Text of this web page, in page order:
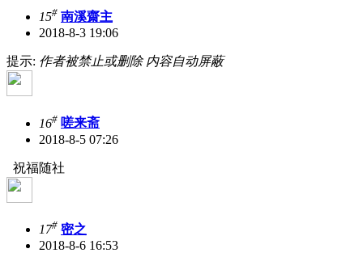
15# 南溪齋主
2018-8-3 19:06
提示: 作者被禁止或删除 内容自动屏蔽
16# 嗟来斋
2018-8-5 07:26
祝福随社
17# 密之
2018-8-6 16:53